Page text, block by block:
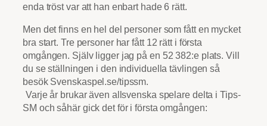
enda tröst var att han enbart hade 6 rätt.
Men det finns en hel del personer som fått en mycket
bra start. Tre personer har fått 12 rätt i första
omgången. Själv ligger jag på en 52 382:e plats. Vill
du se ställningen i den individuella tävlingen så
besök Svenskaspel.se/tipssm.
Varje år brukar även allsvenska spelare delta i Tips-
SM och såhär gick det för i första omgången: